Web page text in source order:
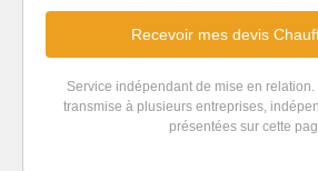
Recevoir mes devis
Service indépendant de mise en
transmise à plusieurs entreprises,
présentées sur cette